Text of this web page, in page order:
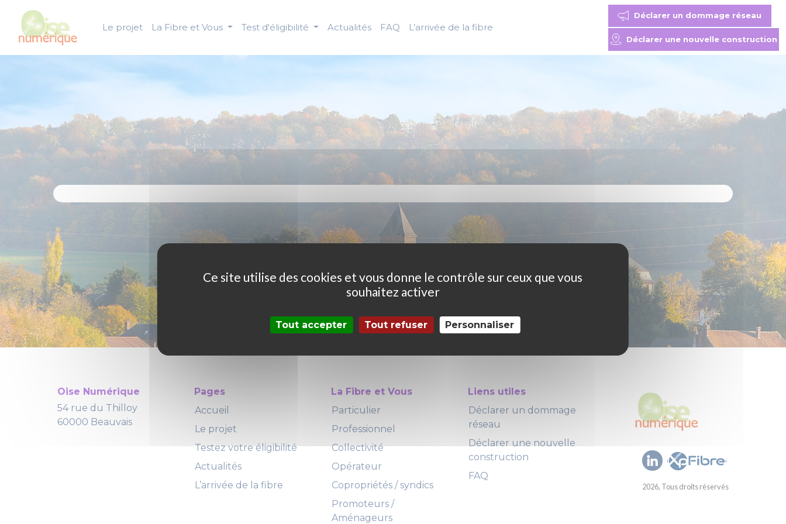
Le projet La Fibre et Vous Test d'éligibilité Actualités FAQ L’arrivée de la fibre
Déclarer un dommage réseau
Déclarer une nouvelle construction
Oise Numérique
54 rue du Thilloy
60000 Beauvais
Pages
Accueil
Le projet
Testez votre éligibilité
Actualités
L’arrivée de la fibre
La Fibre et Vous
Particulier
Professionnel
Collectivité
Opérateur
Copropriétés / syndics
Promoteurs /
Aménageurs
Liens utiles
Déclarer un dommage
réseau
Déclarer une nouvelle
construction
FAQ
2026, Tous droits réservés
Ce site utilise des cookies et vous donne le contrôle sur ceux que vous
souhaitez activer
Tout accepter Tout refuser Personnaliser